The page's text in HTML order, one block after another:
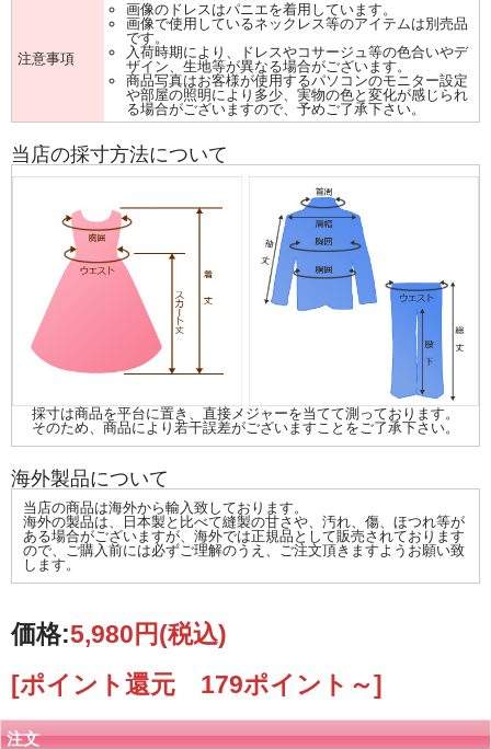
注意事項
画像のドレスはパニエを着用しています。
画像で使用しているネックレス等のアイテムは別売品
です。
入荷時期により、ドレスやコサージュ等の色合いやデ
ザイン、生地等が異なる場合がございます。
商品写真はお客様が使用するパソコンのモニター設定
や部屋の照明により多少、実物の色と変化が感じられ
る場合がございますので、予めご了承下さい。
当店の採寸方法について
採寸は商品を平台に置き、直接メジャーを当てて測っております。
そのため、商品により若干誤差がございますことをご了承下さい。
海外製品について
当店の商品は海外から輸入致しております。
海外の製品は、日本製と比べて縫製の甘さや、汚れ、傷、ほつれ等が
ある場合がございますが、海外では正規品として販売されております
ので、ご購入前には必ずご理解のうえ、ご注文頂きますようお願い致
します。
価格:5,980円(税込)
[ポイント還元 179ポイント～]
注文